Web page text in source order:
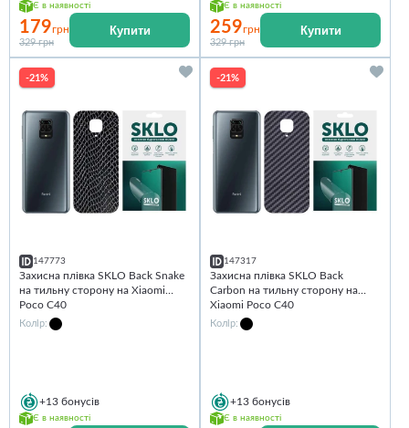
Є в наявності
179грн
329 грн
Купити
Є в наявності
259грн
329 грн
Купити
-21%
147773
Захисна плівка SKLO Back Snake
на тильну сторону на Xiaomi
Poco C40
Колір:
+13 бонусів
Є в наявності
-21%
147317
Захисна плівка SKLO Back
Carbon на тильну сторону на
Xiaomi Poco C40
Колір:
+13 бонусів
Є в наявності